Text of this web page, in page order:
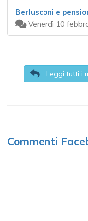
Berlusconi e
Venerdì 10
Leggi tutti i
Commenti